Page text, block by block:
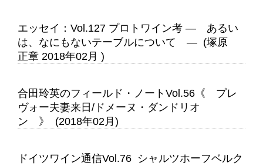
エッセイ：Vol.127 プロトワイン考 ― あるい
は、なにもないテーブルについて ― (塚原
正章 2018年02月 )
合田玲英のフィールド・ノートVol.56《 プレ
ヴォー夫妻来日/ドメーヌ・ダンドリオ
ン 》 (2018年02月)
ドイツワイン通信Vol.76 シャルツホーフベルク